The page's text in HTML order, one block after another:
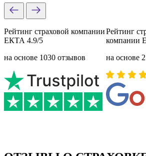
Рейтинг страховой компании
ЕКТА 4.9/5
на основе 1030 отзывов
Рейтинг
компании
на основе